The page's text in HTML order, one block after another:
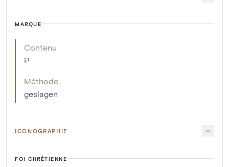
MARQUE
Contenu
P
Méthode
geslagen
ICONOGRAPHIE
FOI CHRÉTIENNE